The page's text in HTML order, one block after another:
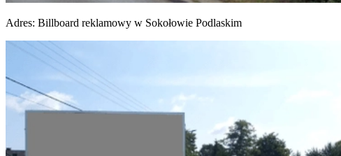
Adres: Billboard reklamowy w Sokołowie Podlaskim